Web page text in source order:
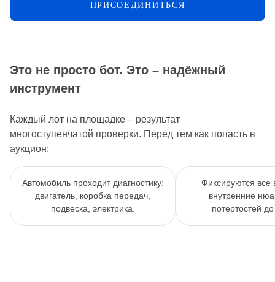
ПРИСОЕДИНИТЬСЯ
Это не просто бот. Это – надёжный
инструмент
Каждый лот на площадке – результат
многоступенчатой проверки. Перед тем как попасть в
аукцион:
Автомобиль проходит диагностику:
двигатель, коробка передач,
подвеска, электрика.
Фиксируются все
внутренние
потертостей